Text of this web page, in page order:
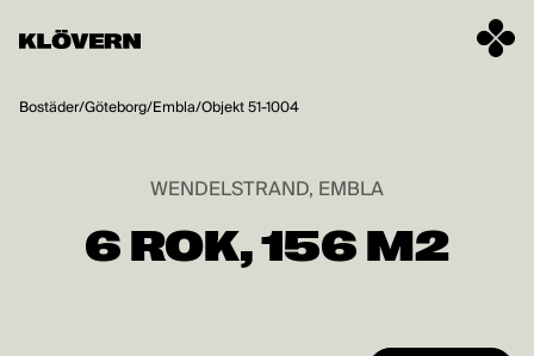
Bostäder/Göteborg/Embla/Objekt 51-1004
WENDELSTRAND, EMBLA
6 ROK, 156 M2